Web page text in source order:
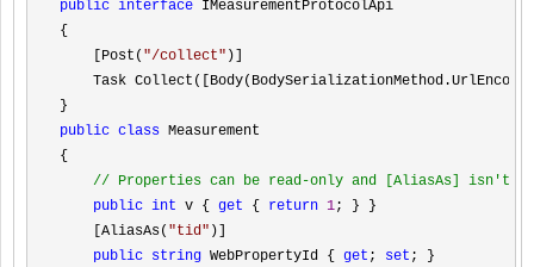
public interface IMeasurementProtocolApi
{
    [Post(
"/collect" )]
Task
public class Measurement
{
// Properties can be read-only and [AliasAs] isn't
public int v { get { return 1; } }
    [AliasAs(
"tid" )]
public string WebPropertyId { get ; set ; }